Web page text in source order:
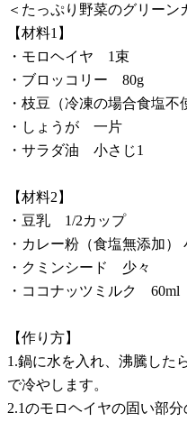
＜たっぷり野菜のグリーン
【材料1】
・モロヘイヤ 1束
・ブロッコリー 80g
・枝豆（冷凍の場合食塩不
・しょうが 一片
・サラダ油 小さじ1
【材料2】
・豆乳 1/2カップ
・カレー粉（食塩無添加）
・クミンシード 少々
・ココナッツミルク 60ml
【作り方】
1.鍋に水を入れ、沸騰した
で冷やします。
2.1のモロヘイヤの固い部